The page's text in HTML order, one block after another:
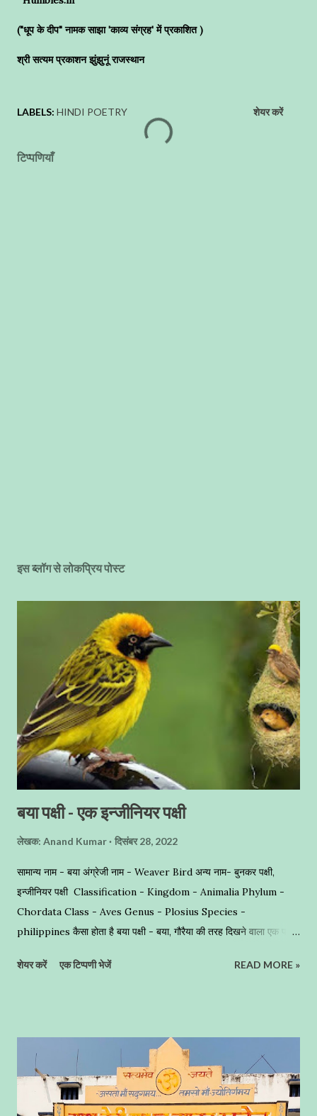
("धूप के दीप" नामक साझा 'काव्य संग्रह' में प्रकाशित )
श्री सत्यम प्रकाशन झुंझुनूं राजस्थान
LABELS: HINDI POETRY शेयर करें
टिप्पणियाँ
इस ब्लॉग से लोकप्रिय पोस्ट
बया पक्षी - एक इन्जीनियर पक्षी
लेखक: Anand Kumar दिसंबर 28, 2022
सामान्य नाम - बया अंग्रेजी नाम - Weaver Bird अन्य नाम- बुनकर पक्षी,
इन्जीनियर पक्षी Classification - Kingdom - Animalia Phylum -
Chordata Class - Aves Genus - Plosius Species -
philippines कैसा होता है बया पक्षी - बया, गौरैया की तरह दिखने वाला एक पक्षी
घोंसलों का निर्माण - यह नन्हा सा पक्षी घास के छोटे-छोटे तिनको और पत्तियों को
पेश करते हैं । शायद इनके घोंसलों का निर्माण नर पक्षियों द्वारा किया जाता है । इन्हें
आप पक्षियों का इंजीनियर कहें तो अतिश्योक्ति न होगी । यह समूह में रहना पसन्द
करते हैैं , क्योंकि इसकी वजह से इसके बच्चों को परभक्षियों से सुरक्षा प्रदान होती है
। बया प्रजाति के पक्षी पूरे भारतीय उपमहादीप और दक्षिण पूर्वी एशिया में देखने को
शेयर करें एक टिप्पणी भेजें READ MORE »